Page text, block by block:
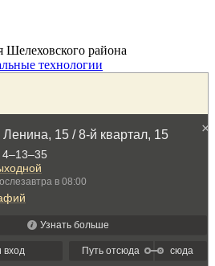
Шелеховского района
технологии